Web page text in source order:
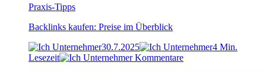
Praxis-Tipps
Backlinks kaufen: Preise im Überblick
30.7.2025
4 Min.
Lesezeit
Kommentare